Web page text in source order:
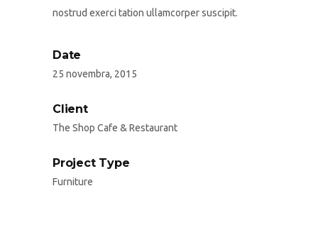
nostrud exerci tation ullamcorper suscipit.
Date
25 novembra, 2015
Client
The Shop Cafe & Restaurant
Project Type
Furniture